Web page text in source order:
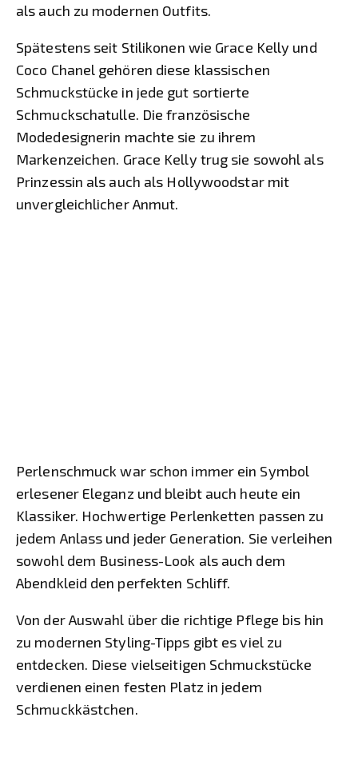
als auch zu modernen Outfits.
Spätestens seit Stilikonen wie Grace Kelly und
Coco Chanel gehören diese klassischen
Schmuckstücke in jede gut sortierte
Schmuckschatulle. Die französische
Modedesignerin machte sie zu ihrem
Markenzeichen. Grace Kelly trug sie sowohl als
Prinzessin als auch als Hollywoodstar mit
unvergleichlicher Anmut.
Perlenschmuck war schon immer ein Symbol
erlesener Eleganz und bleibt auch heute ein
Klassiker. Hochwertige Perlenketten passen zu
jedem Anlass und jeder Generation. Sie verleihen
sowohl dem Business-Look als auch dem
Abendkleid den perfekten Schliff.
Von der Auswahl über die richtige Pflege bis hin
zu modernen Styling-Tipps gibt es viel zu
entdecken. Diese vielseitigen Schmuckstücke
verdienen einen festen Platz in jedem
Schmuckkästchen.